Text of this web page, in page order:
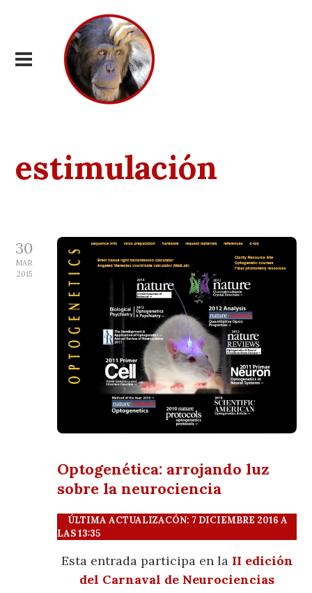
estimulación
30
MAR
2015
Optogenética: arrojando luz
sobre la neurociencia
ÚLTIMA ACTUALIZACÓN: 7 DICIEMBRE 2016 A
LAS 13:35
Esta entrada participa en la II edición
del Carnaval de Neurociencias